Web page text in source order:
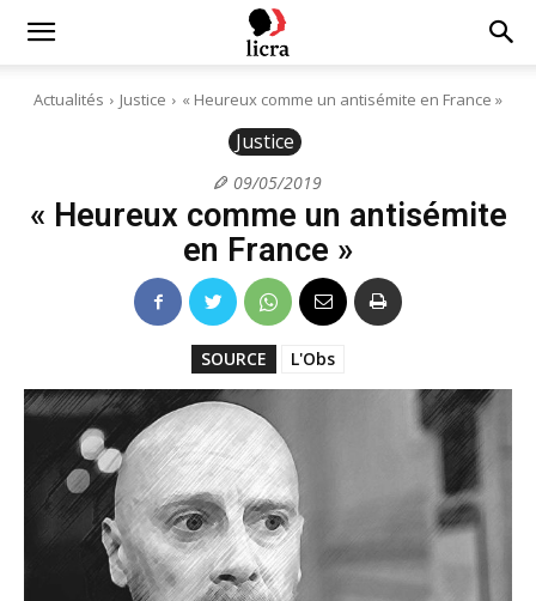
Licra
Actualités Justice « Heureux comme un antisémite en France »
Justice
09/05/2019
« Heureux comme un antisémite
en France »
SOURCE L'Obs